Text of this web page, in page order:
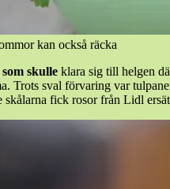
kan också räcka
skulle klara sig till helgen
Trots sval förvaring var
skålarna fick rosor från Lidl